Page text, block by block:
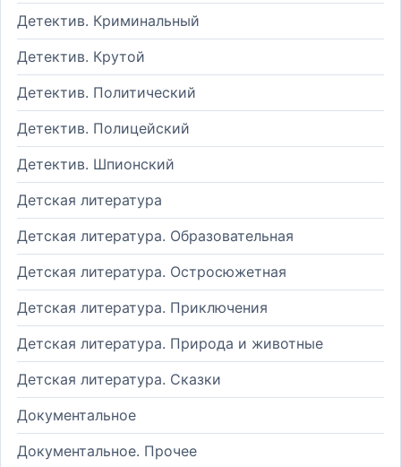
Детектив. Криминальный
Детектив. Крутой
Детектив. Политический
Детектив. Полицейский
Детектив. Шпионский
Детская литература
Детская литература. Образовательная
Детская литература. Остросюжетная
Детская литература. Приключения
Детская литература. Природа и животные
Детская литература. Сказки
Документальное
Документальное. Прочее